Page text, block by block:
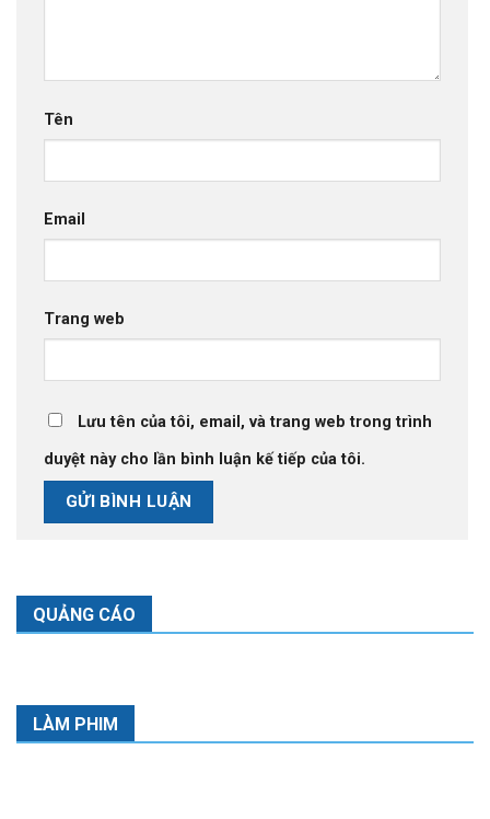
Tên
Email
Trang web
Lưu tên của tôi, email, và trang web trong trình
duyệt này cho lần bình luận kế tiếp của tôi.
QUẢNG CÁO
LÀM PHIM